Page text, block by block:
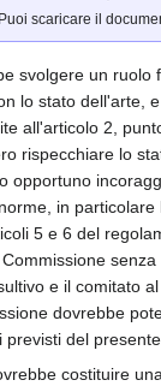
Puoi scaricare il
svolgere un
lo stato dell'arte,
all'articolo 2,
rispecchiare lo
opportuno
in
5 e 6 del
e il comitato
dovrebbe
del
costituire